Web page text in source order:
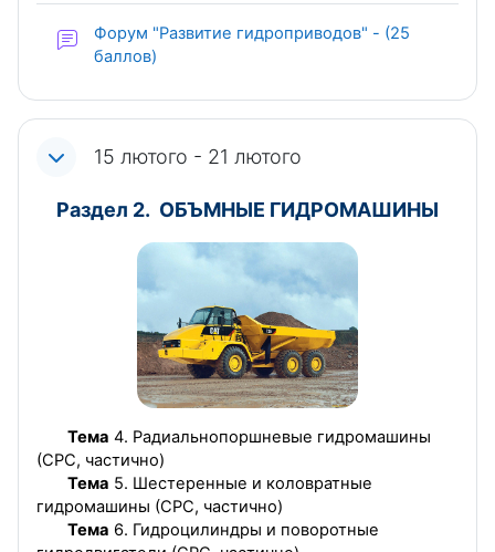
Форум "Развитие гидроприводов" - (25
баллов)
15 лютого - 21 лютого
Раздел 2. ОБЪМНЫЕ ГИДРОМАШИНЫ
Тема 4. Радиальнопоршневые гидромашины
(СРС, частично)
Тема 5. Шестеренные и коловратные
гидромашины (СРС, частично)
Тема 6. Гидроцилиндры и поворотные